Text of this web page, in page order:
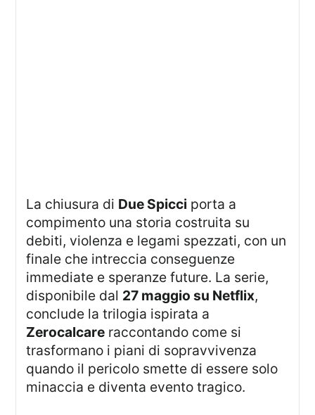
La chiusura di Due Spicci porta a
compimento una storia costruita su
debiti, violenza e legami spezzati, con un
finale che intreccia conseguenze
immediate e speranze future. La serie,
disponibile dal 27 maggio su Netflix,
conclude la trilogia ispirata a
Zerocalcare raccontando come si
trasformano i piani di sopravvivenza
quando il pericolo smette di essere solo
minaccia e diventa evento tragico.